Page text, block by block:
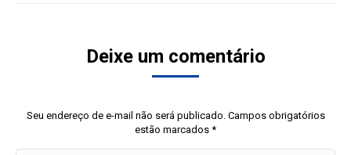
Deixe um comentário
Seu endereço de e-mail não será publicado. Campos obrigatórios
estão marcados *